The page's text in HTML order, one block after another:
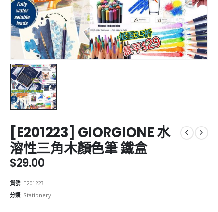
[E201223] GIORGIONE 水
溶性三角木顏色筆 鐵盒
$29.00
貨號: E201223
分類: Stationery